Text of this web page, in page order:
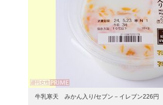
牛乳寒天 みかん入り/セブン－イレブン226